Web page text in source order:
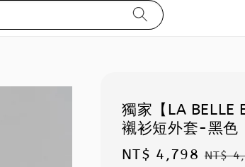
獨家【LA BELLE
襯衫短外套-黑色
Sale
NT$ 4,798 NT$